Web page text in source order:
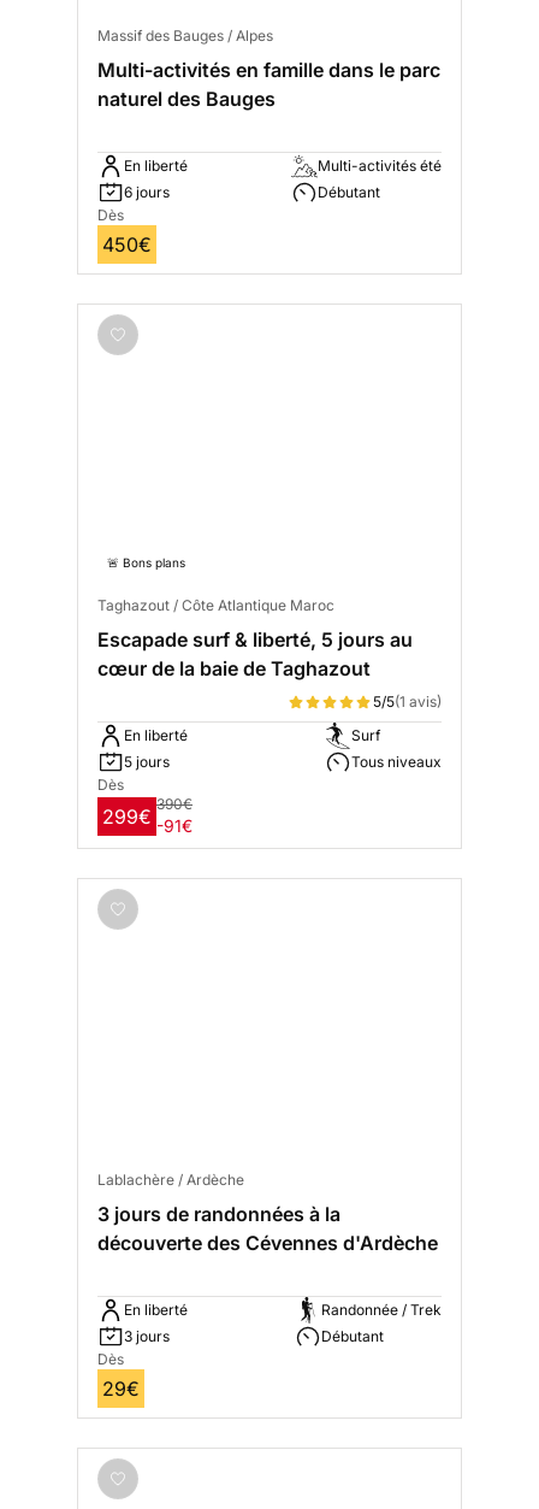
Massif des Bauges / Alpes
Multi-activités en famille dans le parc
naturel des Bauges
En liberté
6 jours
Multi-activités été
Débutant
Dès
450€
🚨 Bons plans
Taghazout / Côte Atlantique Maroc
Escapade surf & liberté, 5 jours au
cœur de la baie de Taghazout
5/5(1 avis)
En liberté
5 jours
Surf
Tous niveaux
Dès
299€
390€
-91€
Lablachère / Ardèche
3 jours de randonnées à la
découverte des Cévennes d'Ardèche
En liberté
3 jours
Randonnée / Trek
Débutant
Dès
29€